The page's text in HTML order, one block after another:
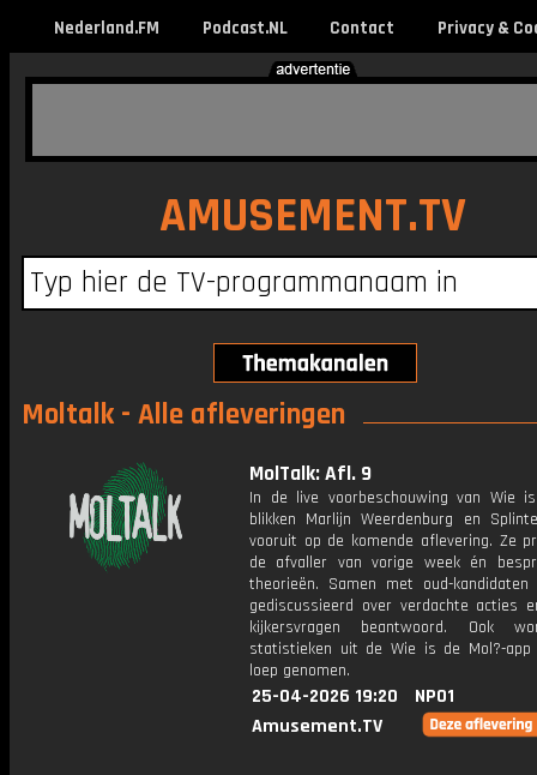
Nederland.FM Podcast.NL Contact Privacy &
AMUSEMENT.TV
Moltalk - Alle afleveringen
MolTalk: Afl. 9
In de live voorbeschouwing van Wie
blikken Marlijn Weerdenburg en
vooruit op de komende aflevering. Ze
de afvaller van vorige week én
theorieën. Samen met oud-
gediscussieerd over verdachte acties
kijkersvragen beantwoord. Ook
statistieken uit de Wie is de Mol?-app
loep genomen.
25-04-2026 19:20
NPO1
Amusement.TV